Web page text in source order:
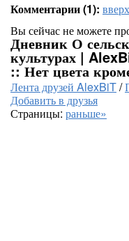
Комментарии (1):
Вы сейчас не можете
Дневник О
культурах |
:: Нет цвета
Лента друзей AlexBiT/
Добавить в друзья
Страницы: раньше»